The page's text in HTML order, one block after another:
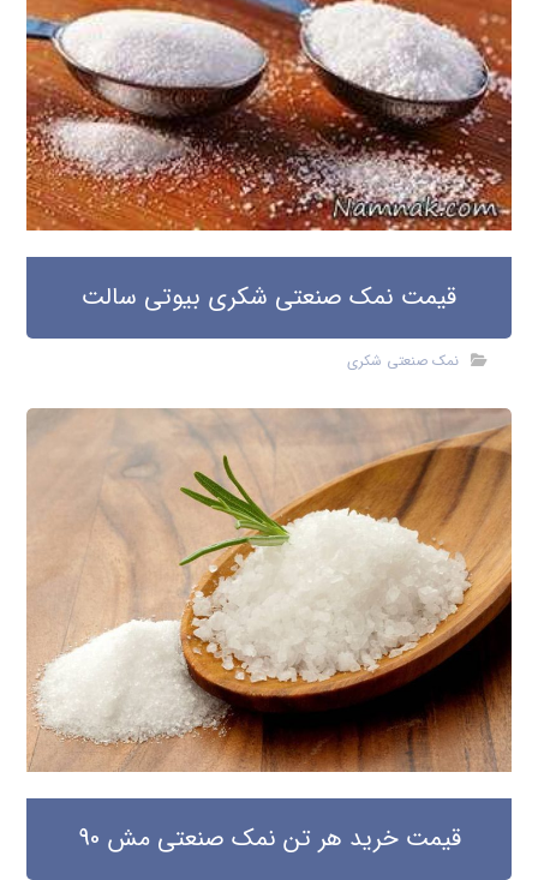
قیمت نمک صنعتی شکری بیوتی سالت
نمک صنعتی شکری
قیمت خرید هر تن نمک صنعتی مش 90